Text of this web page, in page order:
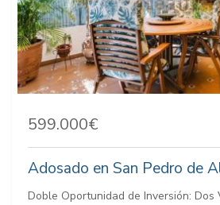
599.000€
Adosado en San Pedro de
Doble Oportunidad de Inversión: Dos